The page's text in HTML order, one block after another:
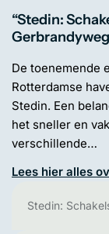
“Stedin:
De toenemende
Rotterdamse
Stedin. Een
het sneller en
verschillende…
Lees hier alles
Stedin: